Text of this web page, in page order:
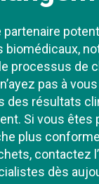
partenaire
biomédicaux,
processus de
pas à
des résultats
Si vous êtes
plus
contactez
dès